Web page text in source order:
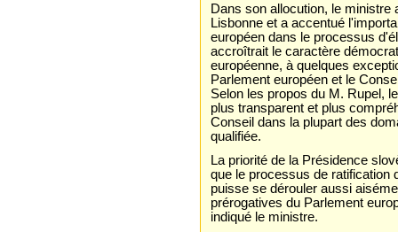
Dans son allocution, le ministre
Lisbonne et a accentué
européen dans le processus
accroîtrait le caractère
européenne, à quelques
Parlement européen et le
Selon les propos du M. Rupel,
plus transparent et plus
Conseil dans la plupart des
qualifiée.
La priorité de la Présidence
que le processus de ratification
puisse se dérouler aussi
prérogatives du Parlement
indiqué le ministre.